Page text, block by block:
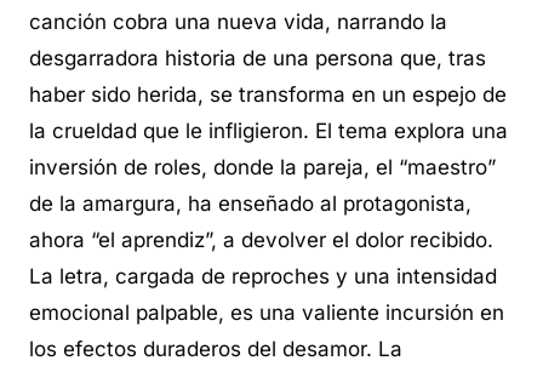
canción cobra una nueva vida, narrando la
desgarradora historia de una persona que, tras
haber sido herida, se transforma en un espejo de
la crueldad que le infligieron. El tema explora una
inversión de roles, donde la pareja, el “maestro”
de la amargura, ha enseñado al protagonista,
ahora “el aprendiz”, a devolver el dolor recibido.
La letra, cargada de reproches y una intensidad
emocional palpable, es una valiente incursión en
los efectos duraderos del desamor. La